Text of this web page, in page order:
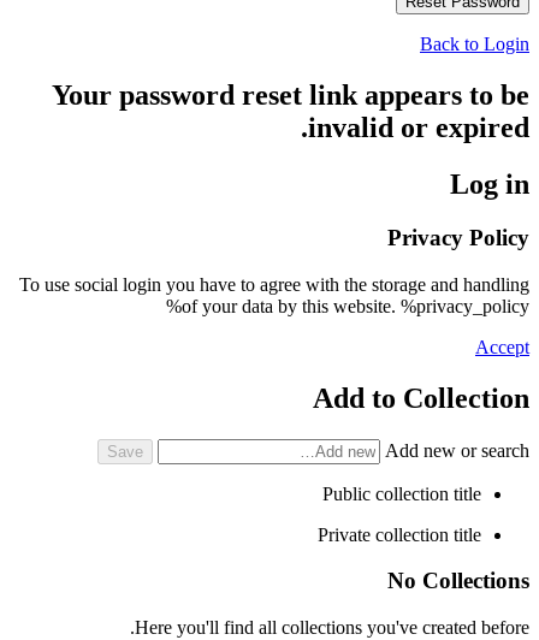
Back to Login
Your password reset link appears to be
invalid or expired.
Log in
Privacy Policy
To use social login you have to agree with the storage and handling
of your data by this website. %privacy_policy%
Accept
Add to Collection
Add new or search
Public collection title
Private collection title
No Collections
Here you'll find all collections you've created before.